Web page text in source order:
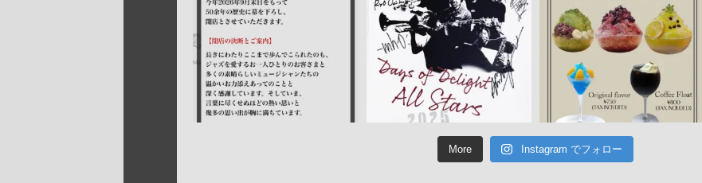
More Instagram でフォロー